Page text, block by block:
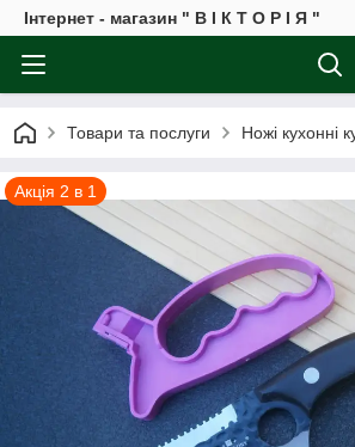
Інтернет - магазин " В І К Т О Р І Я "
Товари та послуги Ножі кухонні
Акція 2 в 1